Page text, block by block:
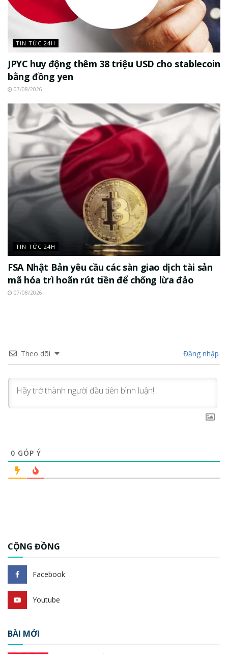
TIN TỨC 24H
JPYC huy động thêm 38 triệu USD cho stablecoin
bằng đồng yen
07/08/2026
TIN TỨC 24H
FSA Nhật Bản yêu cầu các sàn giao dịch tài sản
mã hóa trì hoãn rút tiền để chống lừa đảo
07/08/2026
Theo dõi Đăng nhập
0 GÓP Ý
CỘNG ĐỒNG
Facebook
Youtube
BÀI MỚI